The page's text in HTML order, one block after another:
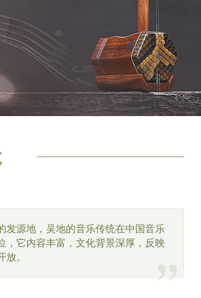
发源地，吴地的音乐传统在中国音乐
，它内容丰富，文化背景深厚，反映
。